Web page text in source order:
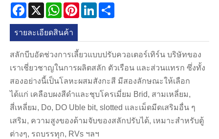
Facebook
X WhatsApp
PinterestLinkedIn
รายละเอียดสินค้า
สลักบีบอัดช่วงการเลี้ยวแบบปรับควอเตอร์เทิร์น บริษัทของ
เราเชี่ยวชาญในการผลิตสลัก ตัวเรือน และส่วนแทรก ซึ่งทั้ง
สองอย่างนี้เป็นโลหะผสมสังกะสี มีสองลักษณะให้เลือก
ได้แก่ เคลือบผงสีดำและชุบโครเมี่ยม Brid, สามเหลี่ยม,
สี่เหลี่ยม, Do, DO Uble bit, slotted และเม็ดมีดเสริมอื่น ๆ
เสริม, ความสูงของด้ามจับของสลักปรับได้, เหมาะสำหรับตู้
ต่างๆ, รถบรรทุก, RVs ฯลฯ